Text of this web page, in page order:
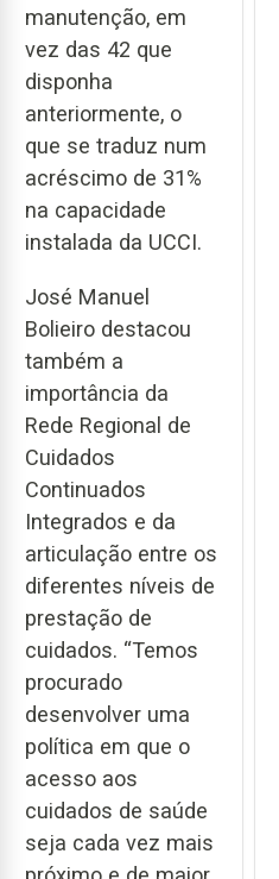
manutenção, em
vez das 42 que
disponha
anteriormente, o
que se traduz num
acréscimo de 31%
na capacidade
instalada da UCCI.
José Manuel
Bolieiro destacou
também a
importância da
Rede Regional de
Cuidados
Continuados
Integrados e da
articulação entre os
diferentes níveis de
prestação de
cuidados. “Temos
procurado
desenvolver uma
política em que o
acesso aos
cuidados de saúde
seja cada vez mais